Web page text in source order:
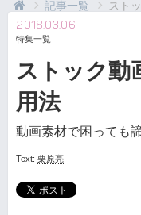
記事一覧 スト
2018.03.06
特集一覧
ストック動
用法
動画素材で困っても
Text: 栗原亮